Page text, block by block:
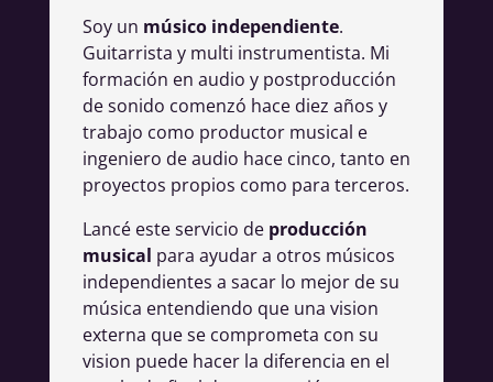
Soy un músico independiente.
Guitarrista y multi instrumentista. Mi
formación en audio y postproducción
de sonido comenzó hace diez años y
trabajo como productor musical e
ingeniero de audio hace cinco, tanto en
proyectos propios como para terceros.
Lancé este servicio de producción
musical para ayudar a otros músicos
independientes a sacar lo mejor de su
música entendiendo que una vision
externa que se comprometa con su
vision puede hacer la diferencia en el